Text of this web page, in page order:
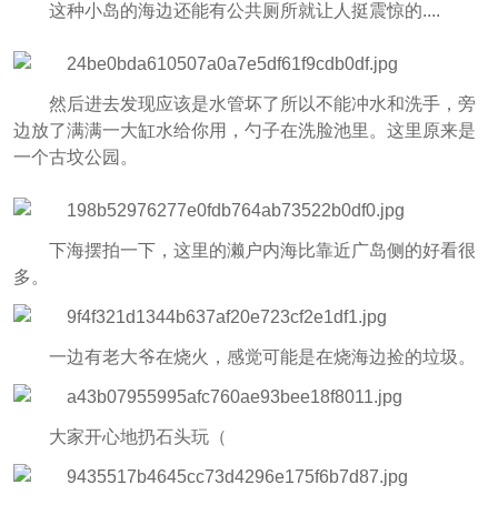
这种小岛的海边还能有公共厕所就让人挺震惊的....
然后进去发现应该是水管坏了所以不能冲水和洗手，旁
边放了满满一大缸水给你用，勺子在洗脸池里。这里原来是
一个古坟公园。
下海摆拍一下，这里的濑户内海比靠近广岛侧的好看很
多。
一边有老大爷在烧火，感觉可能是在烧海边捡的垃圾。
大家开心地扔石头玩（